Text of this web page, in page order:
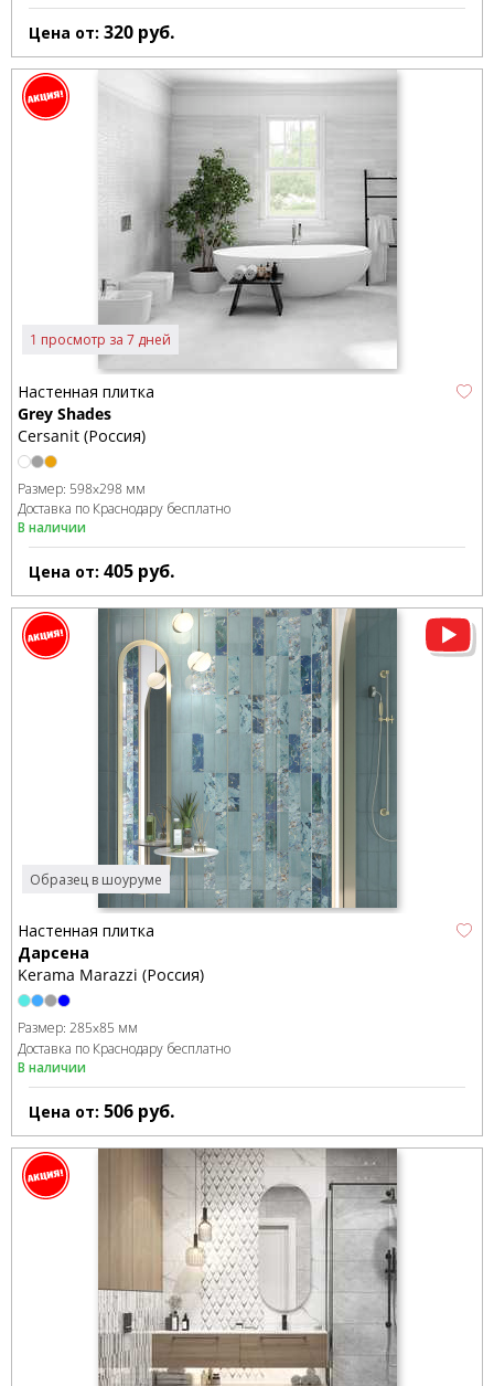
Цена от: 320 руб.
1 просмотр за 7 дней
Настенная плитка
Grey Shades
Cersanit (Россия)
Размер: 598x298 мм
Доставка по Краснодару бесплатно
В наличии
Цена от: 405 руб.
Образец в шоуруме
Настенная плитка
Дарсена
Kerama Marazzi (Россия)
Размер: 285x85 мм
Доставка по Краснодару бесплатно
В наличии
Цена от: 506 руб.